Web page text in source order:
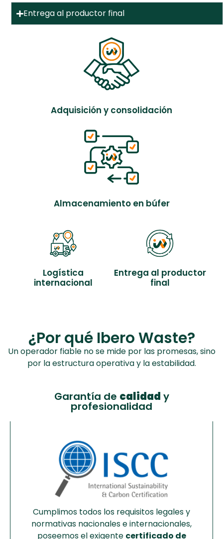
Entrega al productor final
Adquisición y consolidación
Almacenamiento en búfer
Logística
internacional
Entrega al productor
final
¿Por qué Ibero Waste?
Un operador fiable no se mide por las promesas, sino
por la estructura operativa y la estabilidad.
Garantía de calidad y
profesionalidad
Cumplimos todos los requisitos legales y
normativas nacionales e internacionales,
poseemos el exigente certificado de